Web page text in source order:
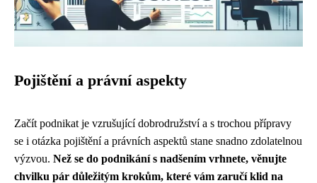
Pojištění a právní aspekty
Začít podnikat je vzrušující dobrodružství a s trochou přípravy
se i otázka pojištění a právních aspektů stane snadno zdolatelnou
výzvou. Než se do podnikání s nadšením vrhnete, věnujte
chvilku pár důležitým krokům, které vám zaručí klid na